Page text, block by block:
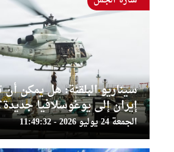
سيناريو البلقنة: هل يمكن
إيران إلى يوغوسلافيا
الجمعة 24 يوليو 2026 - 11:49:32